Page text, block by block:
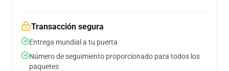
Transacción segura
Entrega mundial a tu puerta
Número de seguimiento proporcionado para todos los
paquetes